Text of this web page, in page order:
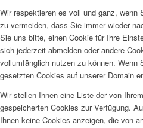
Wir respektieren es voll und ganz, wenn
zu vermeiden, dass Sie immer wieder
Sie uns bitte, einen Cookie für Ihre
sich jederzeit abmelden oder andere
vollumfänglich nutzen zu können. Wenn
gesetzten Cookies auf unserer Domain
Wir stellen Ihnen eine Liste der von
gespeicherten Cookies zur Verfügung.
Ihnen keine Cookies anzeigen, die von